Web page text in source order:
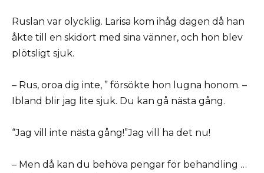
Ruslan var olycklig. Larisa kom ihåg dagen då han
åkte till en skidort med sina vänner, och hon blev
plötsligt sjuk.
– Rus, oroa dig inte, ” försökte hon lugna honom. –
Ibland blir jag lite sjuk. Du kan gå nästa gång.
“Jag vill inte nästa gång!”Jag vill ha det nu!
– Men då kan du behöva pengar för behandling …